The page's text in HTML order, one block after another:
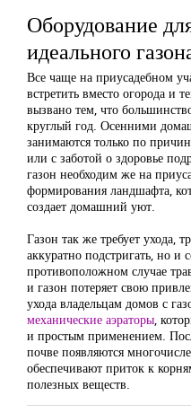
Оборудование
идеального
Все чаще на приусадебном
встретить вместо огорода и
вызвано тем, что
круглый год. Осенними
занимаются только по
или с заботой о здоровье
газон необходим же на
формирования ландшафта,
создает домашний уют.
Газон так же требует ухода,
аккуратно подстригать, но и
противоположном случае
и газон потеряет свою
ухода владельцам домов с
механические аэраторы,
и простым применением.
почве появляются
обеспечивают приток к
полезных веществ.